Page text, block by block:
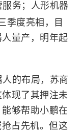
务；人形机器
季度亮相，目
量产，明年起
的布局，苏商
现了其押注未
够帮助小鹏在
占先机。但这